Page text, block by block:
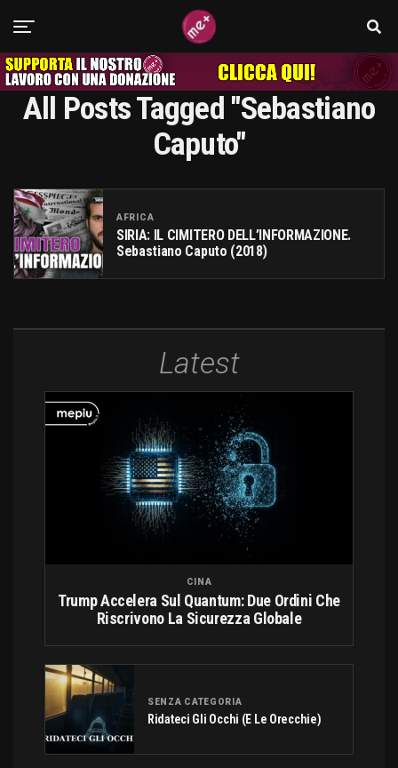
All Posts Tagged "Sebastiano
Caputo"
AFRICA
SIRIA: IL CIMITERO DELL’INFORMAZIONE.
Sebastiano Caputo (2018)
Latest
CINA
Trump Accelera Sul Quantum: Due Ordini Che
Riscrivono La Sicurezza Globale
SENZA CATEGORIA
Ridateci Gli Occhi (e Le Orecchie)